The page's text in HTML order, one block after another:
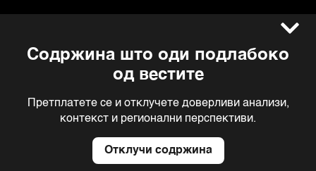
Содржина што оди подлабоко
од вестите
Претплатете се и отклучете доверливи анализи,
контекст и регионални перспективи.
Отклучи содржина
©2022 - 2026 Bloomberg L.P. All Rights Reserved. BLOOMBERG and the
BLOOMBERG logo are registered trademarks and service marks of
Bloomberg Finance L.P. or its subsidiaries, displayed with permission
Bloomberg Adria is a Mtel Swiss SA Property